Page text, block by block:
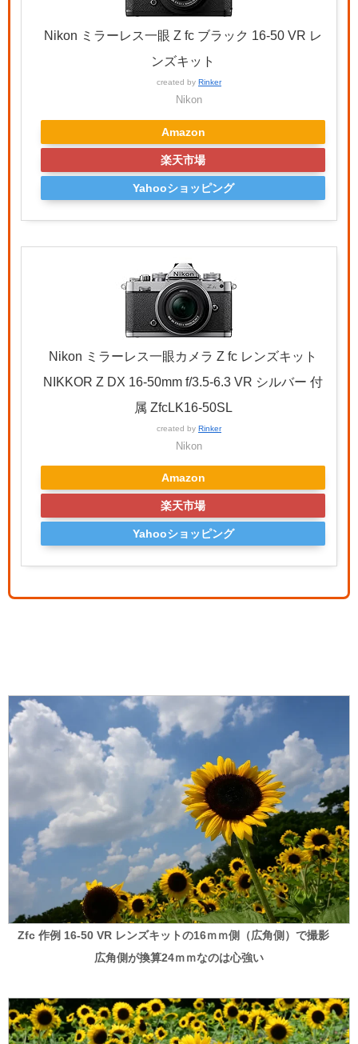
Nikon ミラーレス一眼 Z fc ブラック 16-50 VR レ
ンズキット
created by Rinker
Nikon
Amazon
楽天市場
Yahooショッピング
Nikon ミラーレス一眼カメラ Z fc レンズキット
NIKKOR Z DX 16-50mm f/3.5-6.3 VR シルバー 付
属 ZfcLK16-50SL
created by Rinker
Nikon
Amazon
楽天市場
Yahooショッピング
Zfc 作例 16-50 VR レンズキットの16ｍｍ側（広角側）で撮影
広角側が換算24ｍｍなのは心強い